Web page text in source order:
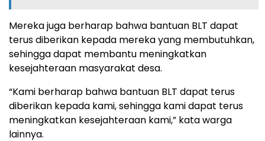
Mereka juga berharap bahwa bantuan BLT dapat
terus diberikan kepada mereka yang membutuhkan,
sehingga dapat membantu meningkatkan
kesejahteraan masyarakat desa.
“Kami berharap bahwa bantuan BLT dapat terus
diberikan kepada kami, sehingga kami dapat terus
meningkatkan kesejahteraan kami,” kata warga
lainnya.